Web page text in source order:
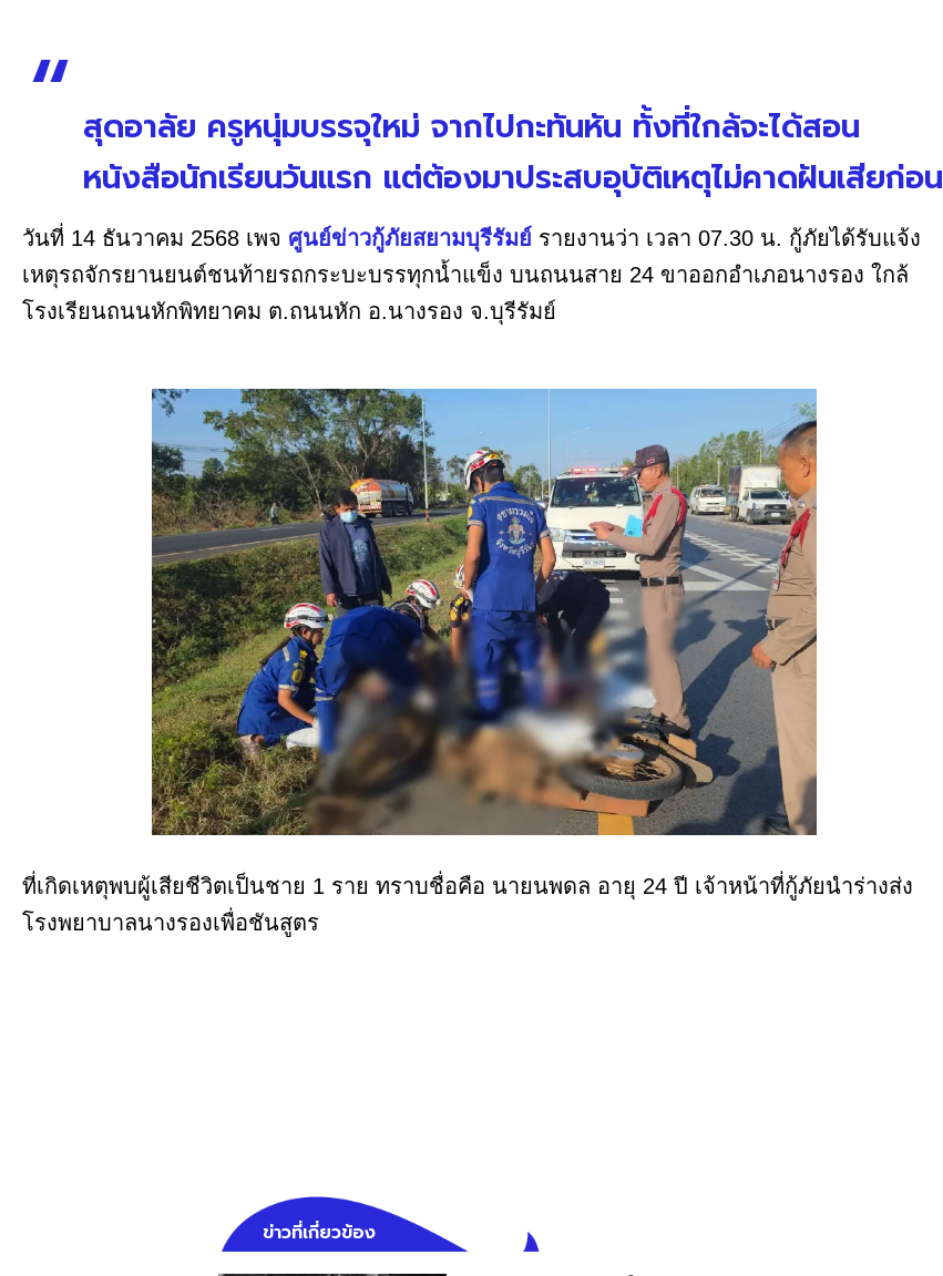
สุดอาลัย ครูหนุ่มบรรจุใหม่ จากไปกะทันหัน ทั้งที่ใกล้จะได้สอน
หนังสือนักเรียนวันแรก แต่ต้องมาประสบอุบัติเหตุไม่คาดฝันเสียก่อน
วันที่ 14 ธันวาคม 2568 เพจ ศูนย์ข่าวกู้ภัยสยามบุรีรัมย์ รายงานว่า เวลา 07.30 น. กู้ภัยได้รับแจ้ง
เหตุรถจักรยานยนต์ชนท้ายรถกระบะบรรทุกน้ำแข็ง บนถนนสาย 24 ขาออกอำเภอนางรอง ใกล้
โรงเรียนถนนหักพิทยาคม ต.ถนนหัก อ.นางรอง จ.บุรีรัมย์
ที่เกิดเหตุพบผู้เสียชีวิตเป็นชาย 1 ราย ทราบชื่อคือ นายนพดล อายุ 24 ปี เจ้าหน้าที่กู้ภัยนำร่างส่ง
โรงพยาบาลนางรองเพื่อชันสูตร
ข่าวที่เกี่ยวข้อง